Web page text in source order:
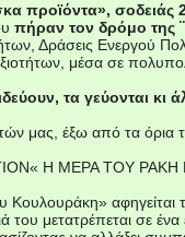
προϊόντα», σοδειάς
πήραν τον δρόμο της
Δράσεις Ενεργού
μέσα σε
τα γεύονται κι
μας, έξω από τα
Η ΜΕΡΑ ΤΟΥ
μετατρέπεται σε